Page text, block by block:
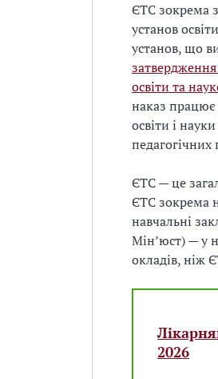
ЄТС зокрема
установ
установ, що
освіти та
наказ працює
освіти і
педагогічних
ЄТС — це
ЄТС зокрема
навчальні
Мінʼюст) — у
окладів, ніж
2026